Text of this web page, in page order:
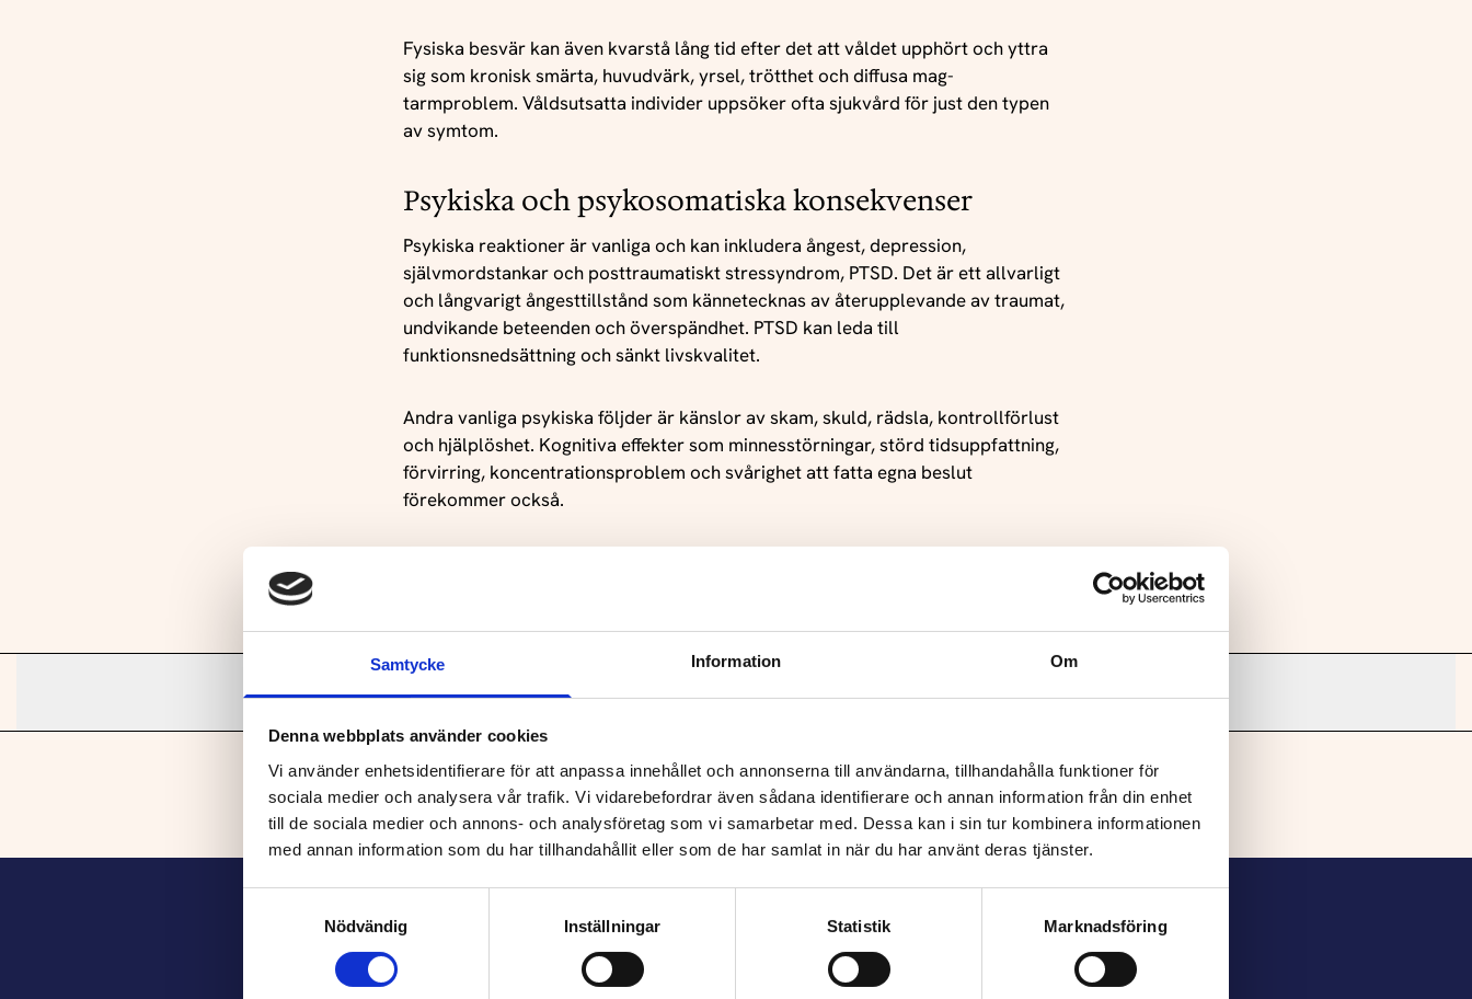
Samtycke Information Om
Denna webbplats använder cookies
Vi använder enhetsidentifierare för att anpassa innehållet och annonserna till användarna, tillhandahålla funktioner för
sociala medier och analysera vår trafik. Vi vidarebefordrar även sådana identifierare och annan information från din enhet
till de sociala medier och annons- och analysföretag som vi samarbetar med. Dessa kan i sin tur kombinera informationen
med annan information som du har tillhandahållit eller som de har samlat in när du har använt deras tjänster.
Nödvändig
Inställningar Statistik Marknadsföring
Fysiska besvär kan även kvarstå lång tid efter det att våldet upphört och yttra
sig som kronisk smärta, huvudvärk, yrsel, trötthet och diffusa mag-
tarmproblem. Våldsutsatta individer uppsöker ofta sjukvård för just den typen
av symtom.
Psykiska och psykosomatiska konsekvenser
Psykiska reaktioner är vanliga och kan inkludera ångest, depression,
självmordstankar och posttraumatiskt stressyndrom, PTSD. Det är ett allvarligt
och långvarigt ångesttillstånd som kännetecknas av återupplevande av traumat,
undvikande beteenden och överspändhet. PTSD kan leda till
funktionsnedsättning och sänkt livskvalitet.
Andra vanliga psykiska följder är känslor av skam, skuld, rädsla, kontrollförlust
och hjälplöshet. Kognitiva effekter som minnesstörningar, störd tidsuppfattning,
förvirring, koncentrationsproblem och svårighet att fatta egna beslut
förekommer också.
Källor
Publikation: “Global and regional estimates of violence against women:
prevalence and health effects of intimate partner violence and non-partner
sexual violence.” (WHO 2013)
Publikation: “Våldsutsatta kvinnor – samhällets ansvar” (Nationellt centrum för
Avhandling: “Prevalence of intimate partner violence and its association with
Tillbaka till sidans topp
Eftervåld